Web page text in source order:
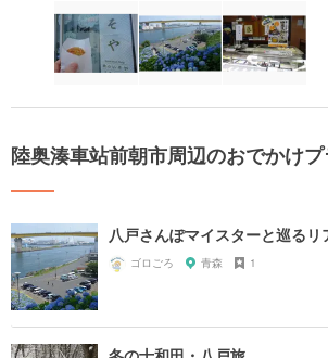
陸奥湊車站前朝市周辺のおでかけ
八戸さんぽマイスターと巡るリ
ゴロごろ 青森 1